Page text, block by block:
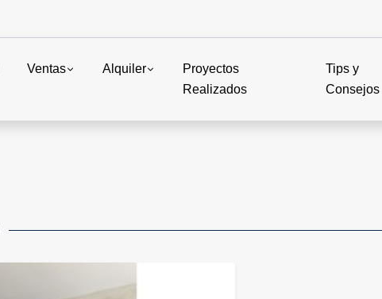
Ventas Alquiler
Proyectos
Realizados
Tips y
Consejos